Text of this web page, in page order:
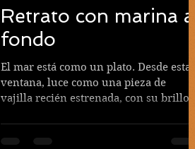
Retrato con marina al
fondo
El mar está como un plato. Desde esta
ventana, luce como una pieza de
vajilla recién estrenada, con su brillo